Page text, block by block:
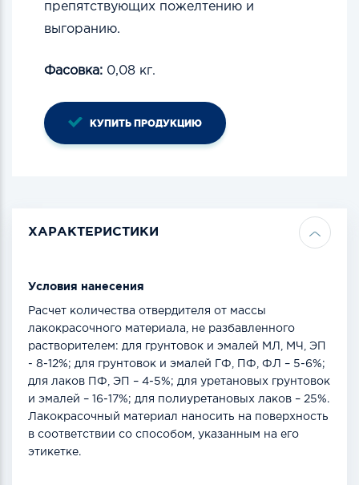
препятствующих пожелтению и
выгоранию.
Фасовка: 0,08 кг.
КУПИТЬ ПРОДУКЦИЮ
ХАРАКТЕРИСТИКИ
Условия нанесения
Расчет количества отвердителя от массы
лакокрасочного материала, не разбавленного
растворителем: для грунтовок и эмалей МЛ, МЧ, ЭП
- 8-12%; для грунтовок и эмалей ГФ, ПФ, ФЛ – 5-6%;
для лаков ПФ, ЭП – 4-5%; для уретановых грунтовок
и эмалей – 16-17%; для полиуретановых лаков – 25%.
Лакокрасочный материал наносить на поверхность
в соответствии со способом, указанным на его
этикетке.